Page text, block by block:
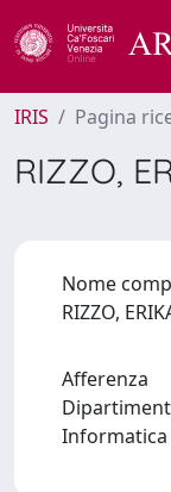
IRIS Pagina
RIZZO,
Nome
RIZZO,
Afferenza
Informatica